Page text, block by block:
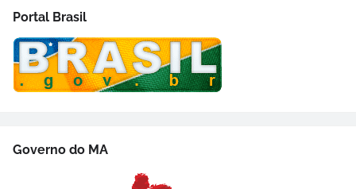
Portal Brasil
Governo do MA